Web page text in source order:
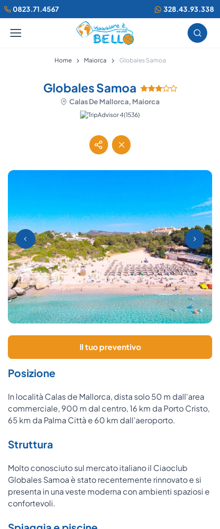
0823.71.4567 328.43.93.338
Home Maiorca Globales Samoa
Globales Samoa
Calas De Mallorca, Maiorca
(1536)
Il tuo preventivo
Posizione
In località Calas de Mallorca, dista solo 50 m dall'area
commerciale, 900 m dal centro, 16 km da Porto Cristo,
65 km da Palma Città e 60 km dall’aeroporto.
Struttura
Molto conosciuto sul mercato italiano il Ciaoclub
Globales Samoa è stato recentemente rinnovato e si
presenta in una veste moderna con ambienti spaziosi e
confortevoli.